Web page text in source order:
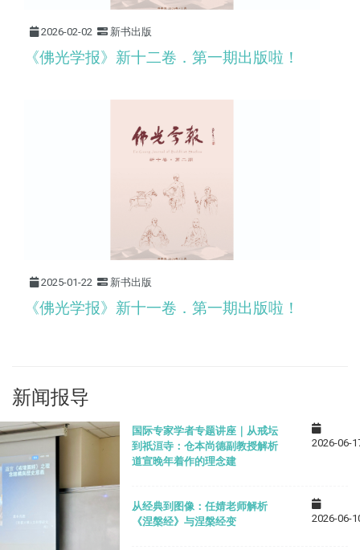
2026-02-02 新书出版
《佛光学报》新十二卷．第一期出版啦！
2025-01-22 新书出版
《佛光学报》新十一卷．第一期出版啦！
新闻报导
国际专家学者专题讲座｜从戒坛
到祇洹寺：仓本尚德副教授解析
道宣晚年着作的理念建
2026-06-
从经典到图像：任婧老师解析
《涅槃经》与涅槃经变
2026-06-